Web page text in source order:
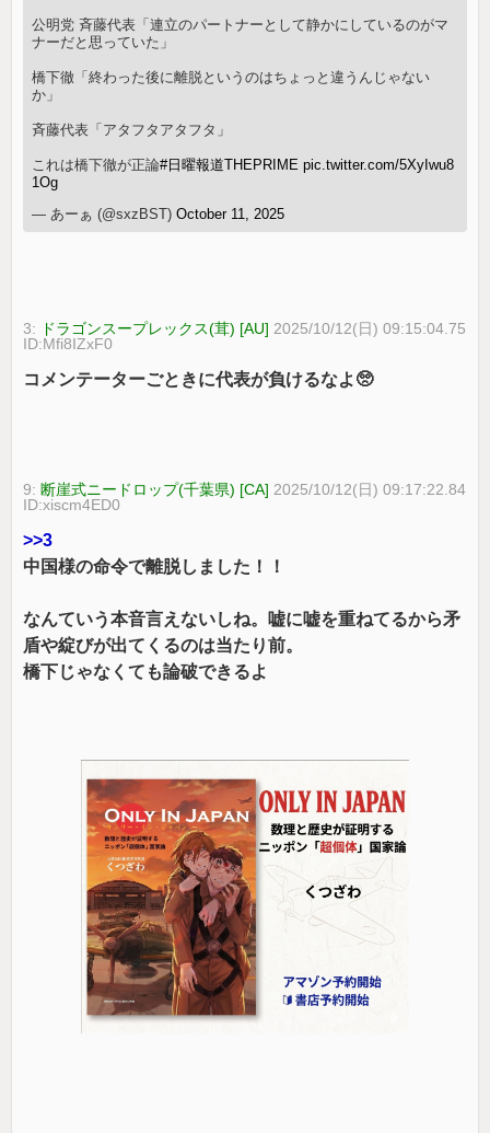
公明党 斉藤代表「連立のパートナーとして静かにしているのがマ
ナーだと思っていた」
橋下徹「終わった後に離脱というのはちょっと違うんじゃない
か」
斉藤代表「アタフタアタフタ」
これは橋下徹が正論#日曜報道THEPRIME pic.twitter.com/5XyIwu8
1Og
— あーぁ (@sxzBST)October 11, 2025
3: ドラゴンスープレックス(茸) [AU] 2025/10/12(日) 09:15:04.75
ID:Mfi8IZxF0
コメンテーターごときに代表が負けるなよ🥺
9: 断崖式ニードロップ(千葉県) [CA] 2025/10/12(日) 09:17:22.84
ID:xiscm4ED0
>>3
中国様の命令で離脱しました！！
なんていう本音言えないしね。嘘に嘘を重ねてるから矛
盾や綻びが出てくるのは当たり前。
橋下じゃなくても論破できるよ